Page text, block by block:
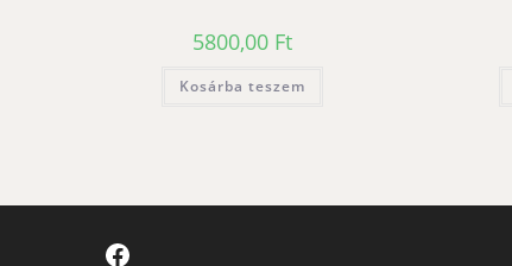
5800,00 Ft
Kosárba teszem
Facebook